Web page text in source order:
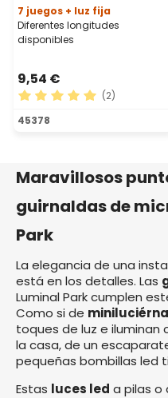
7 juegos + luz fija
Diferentes longitudes
disponibles
9,54 €
Calificación promedio
(2)
45378
Maravillosos
guirnaldas de
Park
La elegancia de una
está en los detalles. Las
Luminal Park cumplen
Como si de
toques de luz e iluminan
la casa, de un
pequeñas bombillas led
Estas luces led a pilas o